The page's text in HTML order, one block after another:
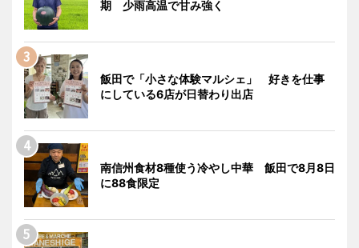
期 少雨高温で甘み強く
飯田で「小さな体験マルシェ」 好きを仕事
にしている6店が日替わり出店
南信州食材8種使う冷やし中華 飯田で8月8日
に88食限定